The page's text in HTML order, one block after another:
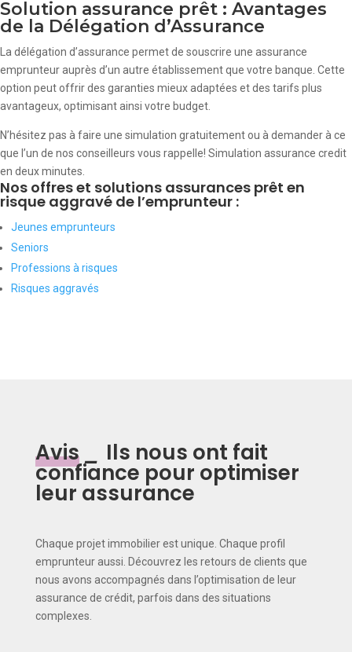
Solution assurance prêt : Avantages
de la Délégation d’Assurance
La délégation d’assurance permet de souscrire une assurance
emprunteur auprès d’un autre établissement que votre banque. Cette
option peut offrir des garanties mieux adaptées et des tarifs plus
avantageux, optimisant ainsi votre budget.
N’hésitez pas à faire une simulation gratuitement ou à demander à ce
que l’un de nos conseilleurs vous rappelle! Simulation assurance credit
en deux minutes.
Nos offres et solutions assurances prêt en
risque aggravé de l’emprunteur :
Jeunes emprunteurs
Seniors
Professions à risques
Risques aggravés
Avis _ Ils nous ont fait
confiance pour optimiser
leur assurance
Chaque projet immobilier est unique. Chaque profil
emprunteur aussi. Découvrez les retours de clients que
nous avons accompagnés dans l’optimisation de leur
assurance de crédit, parfois dans des situations
complexes.